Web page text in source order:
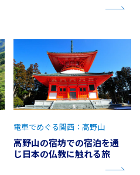
高野山の宿坊での宿泊を通
じ日本の仏教に触れる旅
電車でめぐる関西：高野山